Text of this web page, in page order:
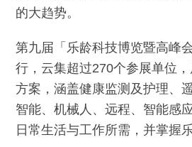
的大趋势。
第九届「乐龄科技博览暨高峰
行，云集超过270个参展单位
方案，涵盖健康监测及护理、
智能、机械人、远程、智能感
日常生活与工作所需，并掌握